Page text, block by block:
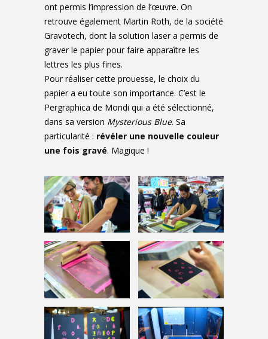
ont permis l’impression de l’œuvre. On
retrouve également Martin Roth, de la société
Gravotech, dont la solution laser a permis de
graver le papier pour faire apparaître les
lettres les plus fines.
Pour réaliser cette prouesse, le choix du
papier a eu toute son importance. C’est le
Pergraphica de Mondi qui a été sélectionné,
dans sa version Mysterious Blue. Sa
particularité : révéler une nouvelle couleur
une fois gravé. Magique !